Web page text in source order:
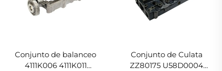
Conjunto de balanceo
4111K006 4111K011
Conjunto de Culata
ZZ80175 U58D0004